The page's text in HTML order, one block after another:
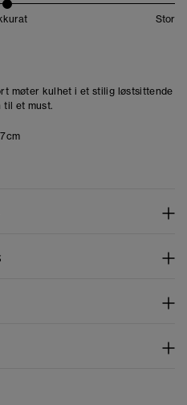
Stor
møter kulhet i et stilig løstsittende
til et must.